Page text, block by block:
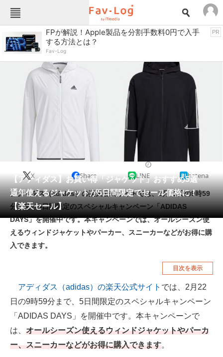
Fav-Logカテゴリー一覧
TOP
インテリア・収納 おもちゃ・ホビー
キッチン家電
ゲーム
コンテンツ・サービス スイーツ・お菓子
スポーツ・レジャー スマホ・携帯電話
パソコン・タブレット ファッション
ペット 家電
工具・DIY 本・DVD・CD
生活家電 生活用品
空調・季節家電 美容・コスメ
FPが解説！Apple製品を分割手数料0円で入手
する方法とは？
Fav-Log
PR
【アディダス】お買い得「ジャケット」おすすめ5選
通年使えるジャケットが5日間限定でセール価格に！
【楽天セール】
X Share LINE hatena
アディダス（adidas）の楽天公式サイトでは、2月22日の9時59
分まで、5日間限定のスペシャルキャンペーン「ADIDAS
DAYS」を開催中です。本キャンペーンでは、オールシーズン使
えるウィンドジャケットやパーカー、スニーカーなどがお得に購
入できます。
目次を表示
アディダス（adidas）の楽天公式サイト では、2月22
日の9時59分まで、5日間限定のスペシャルキャンペーン
「ADIDAS DAYS」を開催中です。本キャンペーンで
は、 オールシーズン使えるウィンドジャケットやパーカ
ー、スニーカーなどがお得に購入できます。